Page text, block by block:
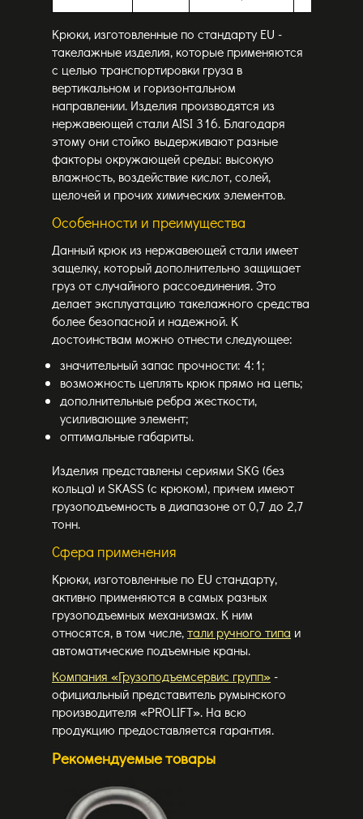
Крюки, изготовленные по стандарту EU -
такелажные изделия, которые применяются
с целью транспортировки груза в
вертикальном и горизонтальном
направлении. Изделия производятся из
нержавеющей стали AISI 316. Благодаря
этому они стойко выдерживают разные
факторы окружающей среды: высокую
влажность, воздействие кислот, солей,
щелочей и прочих химических элементов.
Особенности и преимущества
Данный крюк из нержавеющей стали имеет
защелку, который дополнительно защищает
груз от случайного рассоединения. Это
делает эксплуатацию такелажного средства
более безопасной и надежной. К
достоинствам можно отнести следующее:
значительный запас прочности: 4:1;
возможность цеплять крюк прямо на цепь;
дополнительные ребра жесткости,
усиливающие элемент;
оптимальные габариты.
Изделия представлены сериями SKG (без
кольца) и SKASS (с крюком), причем имеют
грузоподъемность в диапазоне от 0,7 до 2,7
тонн.
Сфера применения
Крюки, изготовленные по EU стандарту,
активно применяются в самых разных
грузоподъемных механизмах. К ним
относятся, в том числе,тали ручного типа и
автоматические подъемные краны.
Компания «Грузоподъемсервис групп» -
официальный представитель румынского
производителя «PROLIFT». На всю
продукцию предоставляется гарантия.
Рекомендуемые товары